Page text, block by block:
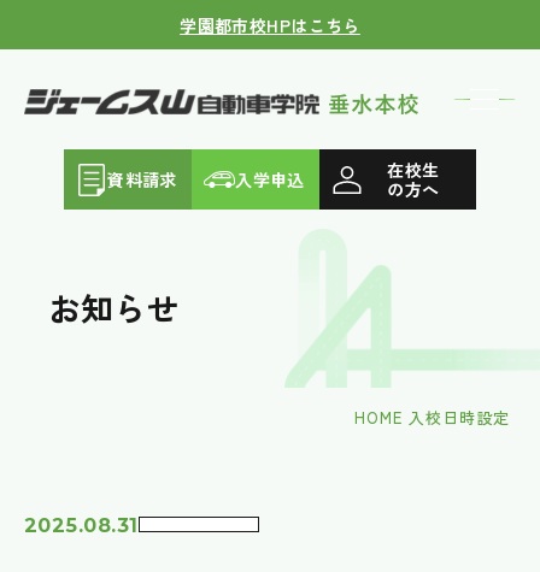
学園都市校HPはこちら
資料請求 入学申込
在校生
の方へ
お知らせ
HOME 入校日時設定
2025.08.31